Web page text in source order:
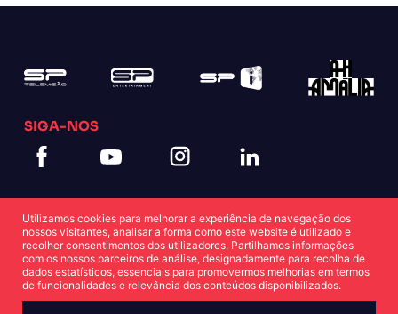
SIGA-NOS
Política de Cookies Política de Privacidade
Utilizamos cookies para melhorar a experiência de navegação dos
nossos visitantes, analisar a forma como este website é utilizado e
recolher consentimentos dos utilizadores. Partilhamos informações
com os nossos parceiros de análise, designadamente para recolha de
dados estatísticos, essenciais para promovermos melhorias em termos
de funcionalidades e relevância dos conteúdos disponibilizados.